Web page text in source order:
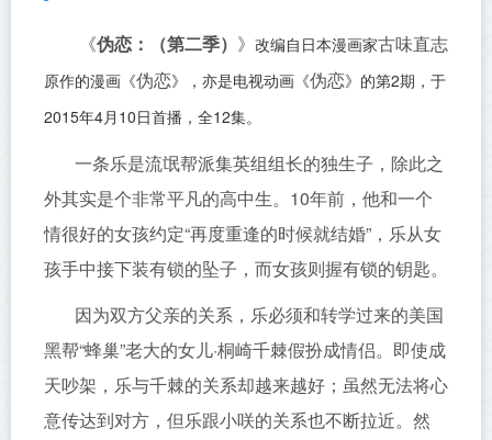
《伪恋：（第二季） 》 改编自日本漫画家古味直志
原作的漫画《伪恋》，亦是电视动画《伪恋》的第2期， 于
2015年4月10日首播，全12集。
一条乐是流氓帮派集英组组长的独生子，除此之
外其实是个非常平凡的高中生。10年前，他和一个
情很好的女孩约定“再度重逢的时候就结婚”，乐从女
孩手中接下装有锁的坠子，而女孩则握有锁的钥匙。
因为双方父亲的关系，乐必须和转学过来的美国
黑帮“蜂巢”老大的女儿·桐崎千棘假扮成情侣。即使成
天吵架，乐与千棘的关系却越来越好；虽然无法将心
意传达到对方，但乐跟小咲的关系也不断拉近。然